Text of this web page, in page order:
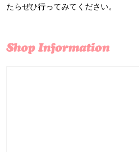
たらぜひ行ってみてください。